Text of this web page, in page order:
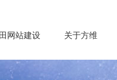
网站建设 关于方维